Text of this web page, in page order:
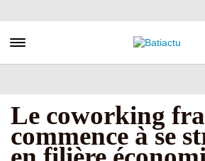
au
principal
Toggle navigation
Le coworking
commence à se